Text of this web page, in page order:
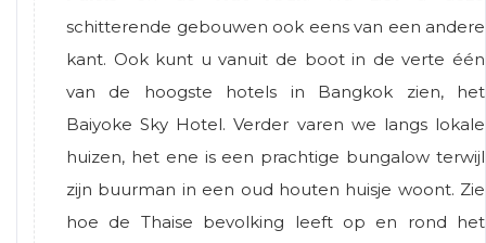
schitterende gebouwen ook eens van een andere
kant. Ook kunt u vanuit de boot in de verte één
van de hoogste hotels in Bangkok zien, het
Baiyoke Sky Hotel. Verder varen we langs lokale
huizen, het ene is een prachtige bungalow terwijl
zijn buurman in een oud houten huisje woont. Zie
hoe de Thaise bevolking leeft op en rond het